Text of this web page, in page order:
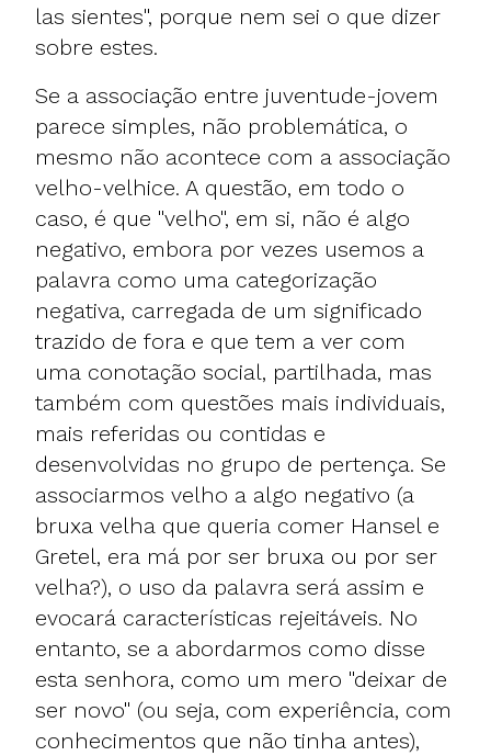
las sientes", porque nem sei o que dizer
sobre estes.
Se a associação entre juventude-jovem
parece simples, não problemática, o
mesmo não acontece com a associação
velho-velhice. A questão, em todo o
caso, é que "velho", em si, não é algo
negativo, embora por vezes usemos a
palavra como uma categorização
negativa, carregada de um significado
trazido de fora e que tem a ver com
uma conotação social, partilhada, mas
também com questões mais individuais,
mais referidas ou contidas e
desenvolvidas no grupo de pertença. Se
associarmos velho a algo negativo (a
bruxa velha que queria comer Hansel e
Gretel, era má por ser bruxa ou por ser
velha?), o uso da palavra será assim e
evocará características rejeitáveis. No
entanto, se a abordarmos como disse
esta senhora, como um mero "deixar de
ser novo" (ou seja, com experiência, com
conhecimentos que não tinha antes),